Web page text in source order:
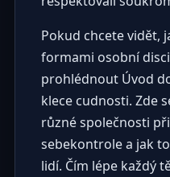
Pokud chcete vidět,
formami osobní
prohlédnout Úvod
klece cudnosti. Zde
různé společnosti
sebekontrole a jak
lidí. Čím lépe každý